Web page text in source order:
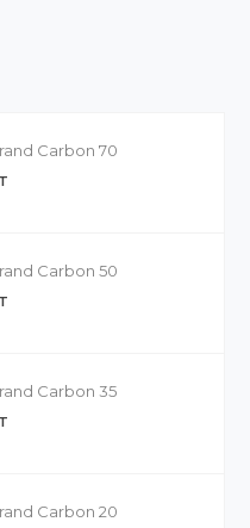
Carbon 70
Carbon 50
Carbon 35
Carbon 20